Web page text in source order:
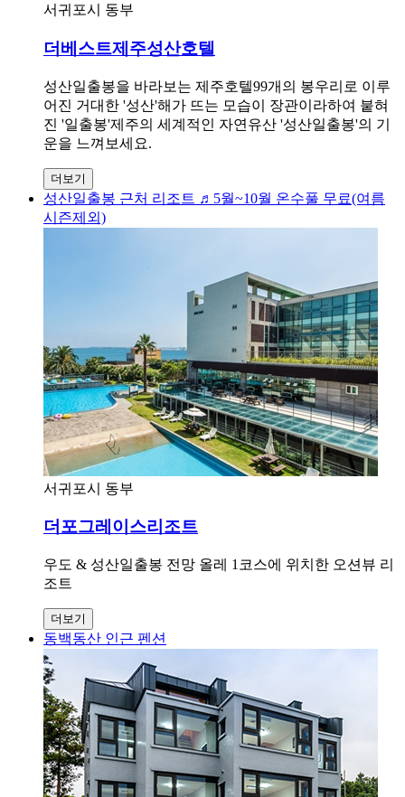
서귀포시 동부
더베스트제주성산호텔
성산일출봉을 바라보는 제주호텔99개의 봉우리로 이루
어진 거대한 '성산'해가 뜨는 모습이 장관이라하여 붙혀
진 '일출봉'제주의 세계적인 자연유산 '성산일출봉'의 기
운을 느껴보세요.
더보기
성산일출봉 근처 리조트 ♬5월~10월 온수풀 무료(여름
시즌제외)
서귀포시 동부
더포그레이스리조트
우도 & 성산일출봉 전망 올레 1코스에 위치한 오션뷰 리
조트
더보기
동백동산 인근 펜션